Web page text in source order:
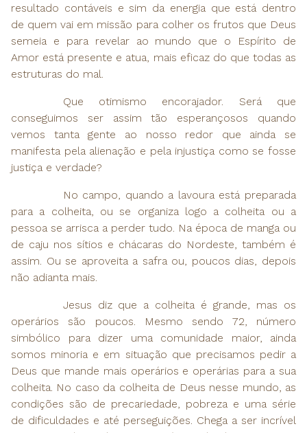
resultado contáveis e sim da energia que está dentro
de quem vai em missão para colher os frutos que Deus
semeia e para revelar ao mundo que o Espírito de
Amor está presente e atua, mais eficaz do que todas as
estruturas do mal.
Que otimismo encorajador. Será que
conseguimos ser assim tão esperançosos quando
vemos tanta gente ao nosso redor que ainda se
manifesta pela alienação e pela injustiça como se fosse
justiça e verdade?
No campo, quando a lavoura está preparada
para a colheita, ou se organiza logo a colheita ou a
pessoa se arrisca a perder tudo. Na época de manga ou
de caju nos sítios e chácaras do Nordeste, também é
assim. Ou se aproveita a safra ou, poucos dias, depois
não adianta mais.
Jesus diz que a colheita é grande, mas os
operários são poucos. Mesmo sendo 72, número
simbólico para dizer uma comunidade maior, ainda
somos minoria e em situação que precisamos pedir a
Deus que mande mais operários e operárias para a sua
colheita. No caso da colheita de Deus nesse mundo, as
condições são de precariedade, pobreza e uma série
de dificuldades e até perseguições. Chega a ser incrível